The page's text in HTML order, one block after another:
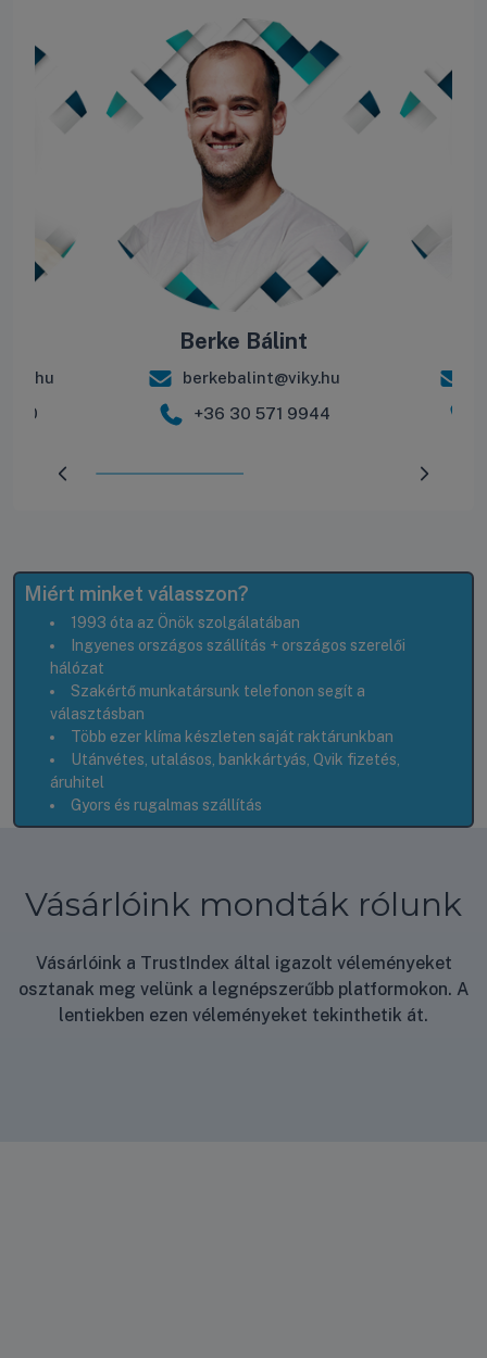
Berke Bálint
berkebalint@viky.hu
+36 30 571 9944
Miért minket válasszon?
1993 óta az Önök szolgálatában
Ingyenes országos szállítás + országos szerelői
hálózat
Szakértő munkatársunk telefonon segít a
választásban
Több ezer klíma készleten saját raktárunkban
Utánvétes, utalásos, bankkártyás, Qvik fizetés,
áruhitel
Gyors és rugalmas szállítás
Vásárlóink mondták rólunk
Vásárlóink a TrustIndex által igazolt véleményeket
osztanak meg velünk a legnépszerűbb platformokon. A
lentiekben ezen véleményeket tekinthetik át.